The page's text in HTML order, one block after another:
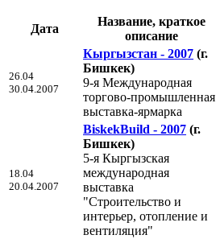
Дата
Название, краткое
описание
26.04
30.04.2007
Кыргызстан - 2007 (г.
Бишкек)
9-я Международная
торгово-промышленная
выставка-ярмарка
18.04
20.04.2007
BiskekBuild - 2007 (г.
Бишкек)
5-я Кыргызская
международная
выставка
"Строительство и
интерьер, отопление и
вентиляция"